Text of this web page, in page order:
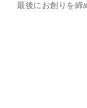
最後にお創りを